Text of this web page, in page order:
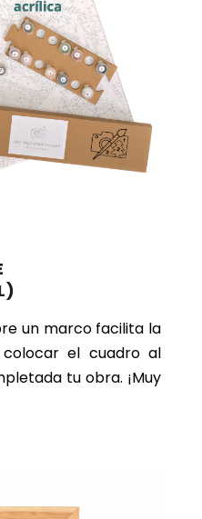
un marco facilita la
el cuadro al
tu obra. ¡Muy